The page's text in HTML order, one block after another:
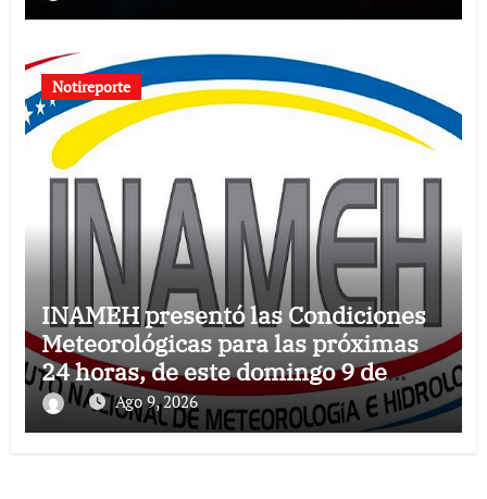
Notireporte
INAMEH presentó las Condiciones
Meteorológicas para las próximas
24 horas, de este domingo 9 de
agosto 2026
Ago 9, 2026